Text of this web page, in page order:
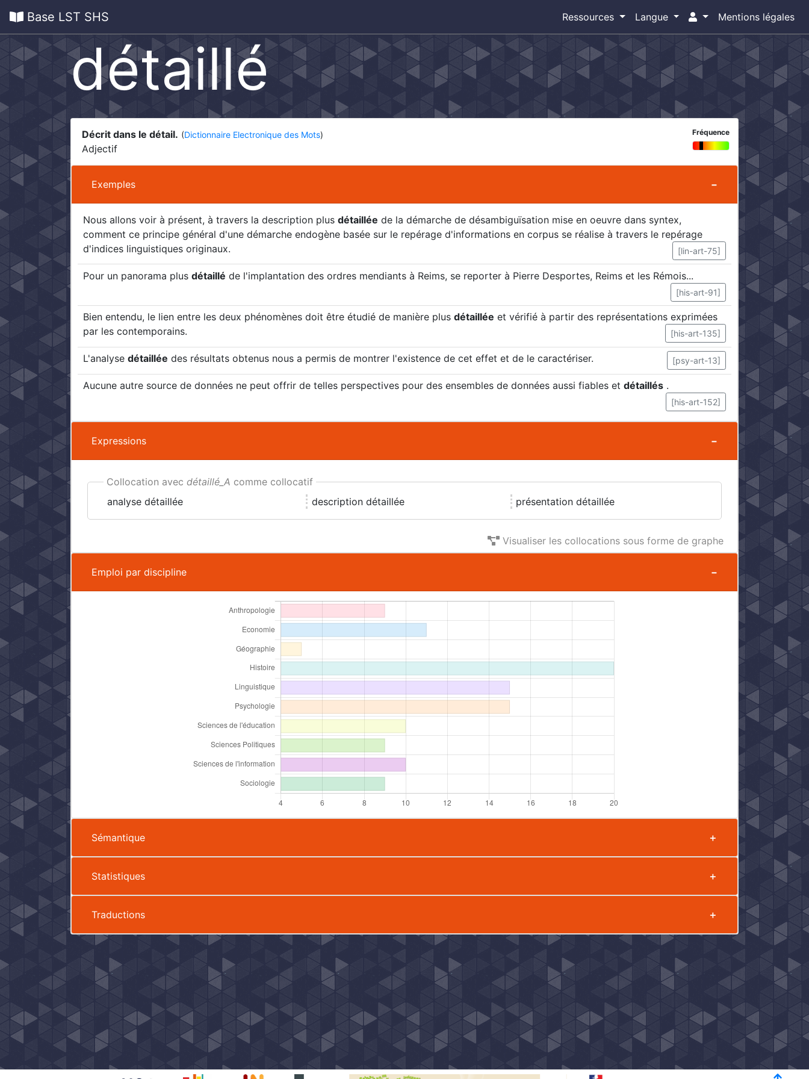
Base LST SHS Ressources Langue Mentions légales
détaillé
Décrit dans le détail. (Dictionnaire Electronique des Mots)
Adjectif
Fréquence
Exemples
Nous allons voir à présent, à travers la description plusdétaillée de la démarche de désambiguïsation mise en oeuvre dans syntex,
comment ce principe général d'une démarche endogène basée sur le repérage d'informations en corpus se réalise à travers le repérage
d'indices linguistiques originaux.
[lin-art-75]
Pour un panorama plusdétaillé de l'implantation des ordres mendiants à Reims, se reporter à Pierre Desportes, Reims et les Rémois...
[his-art-91]
Bien entendu, le lien entre les deux phénomènes doit être étudié de manière plusdétaillée et vérifié à partir des représentations exprimées
par les contemporains.
[his-art-135]
L'analysedétaillée des résultats obtenus nous a permis de montrer l'existence de cet effet et de le caractériser. [psy-art-13]
Aucune autre source de données ne peut offrir de telles perspectives pour des ensembles de données aussi fiables etdétaillés .
[his-art-152]
Expressions
Collocation avec détaillé_A comme collocatif
analyse détaillée
description détaillée présentation détaillée
Visualiser les collocations sous forme de graphe
Emploi par discipline
Sémantique
Statistiques
Traductions